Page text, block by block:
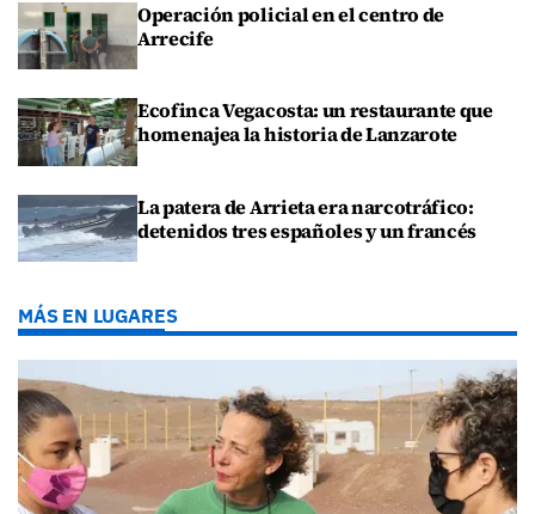
Operación policial en el centro de
Arrecife
Ecofinca Vegacosta: un restaurante que
homenajea la historia de Lanzarote
La patera de Arrieta era narcotráfico:
detenidos tres españoles y un francés
MÁS EN LUGARES